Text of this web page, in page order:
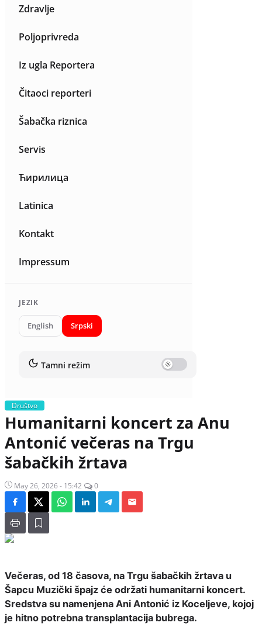
Zdravlje
Poljoprivreda
Iz ugla Reportera
Čitaoci reporteri
Šabačka riznica
Servis
Ћирилица
Latinica
Kontakt
Impressum
JEZIK
English Srpski
Tamni režim
Društvo
Humanitarni koncert za Anu
Antonić večeras na Trgu
šabačkih žrtava
May 26, 2026 - 15:42 0
Večeras, od 18 časova, na Trgu šabačkih žrtava u
Šapcu Muzički špajz će održati humanitarni koncert.
Sredstva su namenjena Ani Antonić iz Koceljeve, kojoj
je hitno potrebna transplantacija bubrega.